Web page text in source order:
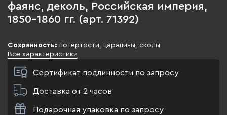
фаянс, деколь, Российская империя,
1850-1860 гг. (арт. 71392)
Сохранность: потертости, царапины, сколы
Все характеристики
Сертификат подлинности по запросу
Доставка от 2 часов
Подарочная упаковка по запросу